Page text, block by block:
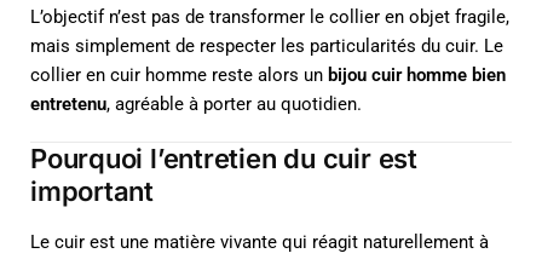
L’objectif n’est pas de transformer le collier en objet fragile,
mais simplement de respecter les particularités du cuir. Le
collier en cuir homme reste alors un bijou cuir homme bien
entretenu, agréable à porter au quotidien.
Pourquoi l’entretien du cuir est
important
Le cuir est une matière vivante qui réagit naturellement à